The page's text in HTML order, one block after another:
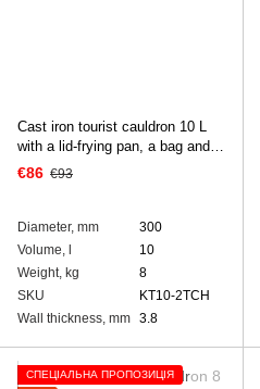
Cast iron tourist cauldron 10 L
with a lid-frying pan, a bag and a
tripod
€86 €93
Diameter, mm
300
Volume, l
10
Weight, kg
8
SKU
KT10-2TCH
Wall thickness, mm 3.8
СПЕЦІАЛЬНА ПРОПОЗИЦІЯ